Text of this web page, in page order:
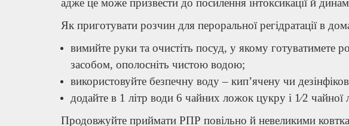
адже це може призвести до посилення інтоксикації й
Як приготувати розчин для пероральної регідратації в
вимийте руки та очистіть посуд, у якому готуватимете
засобом, ополосніть чистою водою;
використовуйте безпечну воду – кип’ячену чи
додайте в 1 літр води 6 чайних ложок цукру і 1⁄2
Продовжуйте приймати РПР повільно й невеликими